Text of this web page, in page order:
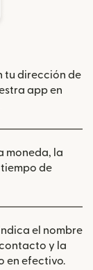
tu dirección de
en una
app en
nueva)
abre en una
moneda, la
de
el nombre
y la
en efectivo.